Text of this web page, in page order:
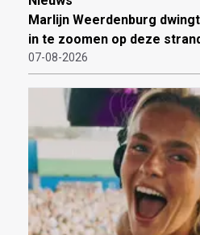
Marlijn Weerdenburg
in te zoomen op deze
07-08-2026